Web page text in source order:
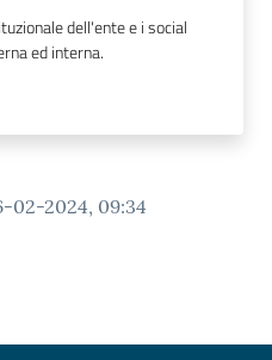
dell'ente e i social
ed interna.
02-2024, 09:34